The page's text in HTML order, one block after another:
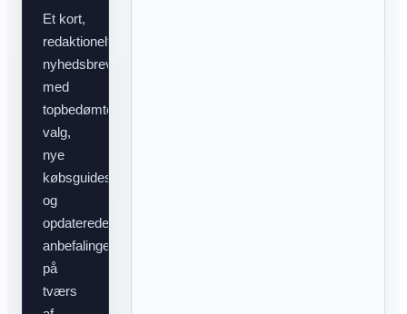
Et kort,
redaktionelt
nyhedsbrev
med
topbedømte
valg,
nye
købsguides
og
opdaterede
anbefalinger
på
tværs